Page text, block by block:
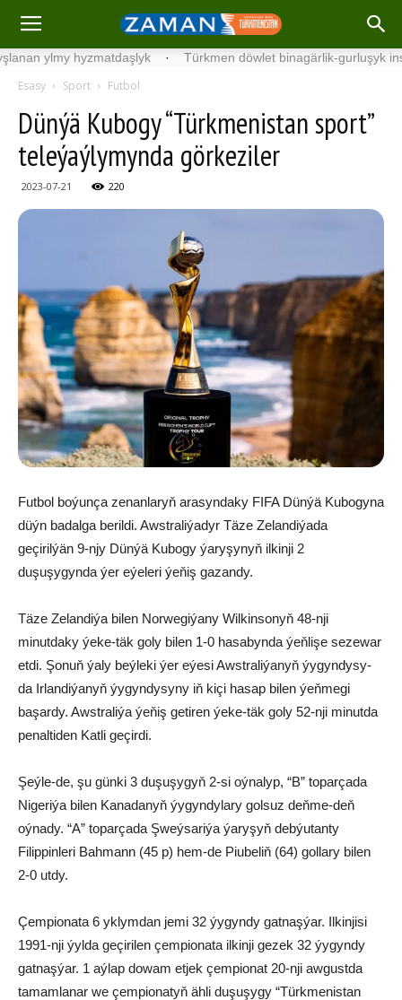
hyzmatdaşlyk · Türkmen döwlet binagärlik-gurluşyk
Esasy Sport Futbol
Dünýä Kubogy “Türkmenistan sport”
teleýaýlymynda görkeziler
2023-07-21 220
Futbol boýunça zenanlaryň arasyndaky FIFA Dünýä Kubogyna
düýn badalga berildi. Awstraliýadyr Täze Zelandiýada
geçirilýän 9-njy Dünýä Kubogy ýaryşynyň ilkinji 2
duşuşygynda ýer eýeleri ýeňiş gazandy.
Täze Zelandiýa bilen Norwegiýany Wilkinsonyň 48-nji
minutdaky ýeke-täk goly bilen 1-0 hasabynda ýeňlişe sezewar
etdi. Şonuň ýaly beýleki ýer eýesi Awstraliýanyň ýygyndysy-
da Irlandiýanyň ýygyndysyny iň kiçi hasap bilen ýeňmegi
başardy. Awstraliýa ýeňiş getiren ýeke-täk goly 52-nji minutda
penaltiden Katli geçirdi.
Şeýle-de, şu günki 3 duşuşygyň 2-si oýnalyp, “B” toparçada
Nigeriýa bilen Kanadanyň ýygyndylary golsuz deňme-deň
oýnady. “A” toparçada Şweýsariýa ýaryşyň debýutanty
Filippinleri Bahmann (45 p) hem-de Piubeliň (64) gollary bilen
2-0 utdy.
Çempionata 6 yklymdan jemi 32 ýygyndy gatnaşýar. Ilkinjisi
1991-nji ýylda geçirilen çempionata ilkinji gezek 32 ýygyndy
gatnaşýar. 1 aýlap dowam etjek çempionat 20-nji awgustda
tamamlanar we çempionatyň ähli duşuşygy “Türkmenistan